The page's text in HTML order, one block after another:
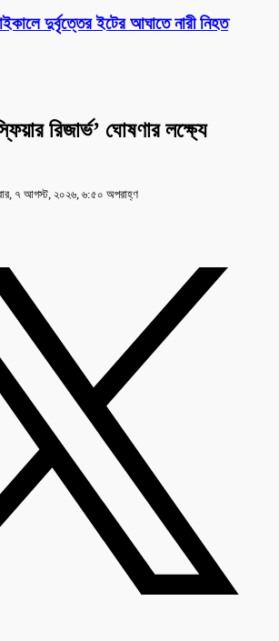
দুর্বৃত্তের ইটের আঘাতে নারী নিহত
রিজার্ভ’ ঘোষণার লক্ষ্যে
৭ আগস্ট, ২০২৬, ৬:৫০ অপরাহ্ণ